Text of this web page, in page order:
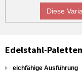
Diese
Edelstahl-
eichfähige Ausführung